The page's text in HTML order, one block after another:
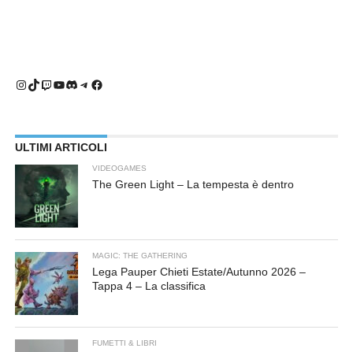
Instagram
TikTok
Twitch
YouTube
Discord
Telegram
Facebook
ULTIMI ARTICOLI
VIDEOGAMES
The Green Light – La tempesta è dentro
MAGIC: THE GATHERING
Lega Pauper Chieti Estate/Autunno 2026 –
Tappa 4 – La classifica
FUMETTI & LIBRI